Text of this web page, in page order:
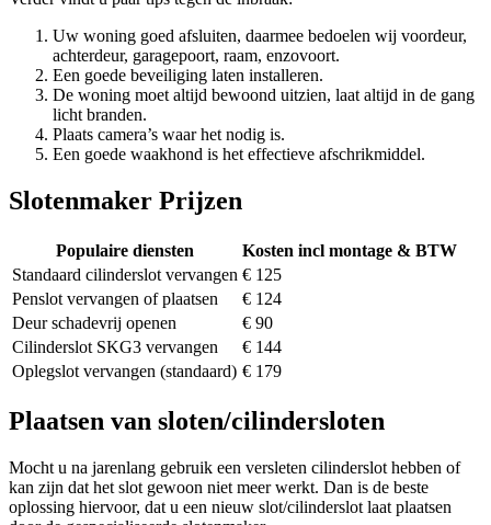
Uw woning goed afsluiten, daarmee bedoelen wij voordeur,
achterdeur, garagepoort, raam, enzovoort.
Een goede beveiliging laten installeren.
De woning moet altijd bewoond uitzien, laat altijd in de gang
licht branden.
Plaats camera’s waar het nodig is.
Een goede waakhond is het effectieve afschrikmiddel.
Slotenmaker Prijzen
Populaire diensten
Kosten incl montage & BTW
Standaard cilinderslot vervangen € 125
Penslot vervangen of plaatsen
€ 124
Deur schadevrij openen
€ 90
Cilinderslot SKG3 vervangen
€ 144
Oplegslot vervangen (standaard) € 179
Plaatsen van sloten/cilindersloten
Mocht u na jarenlang gebruik een versleten cilinderslot hebben of
kan zijn dat het slot gewoon niet meer werkt. Dan is de beste
oplossing hiervoor, dat u een nieuw slot/cilinderslot laat plaatsen